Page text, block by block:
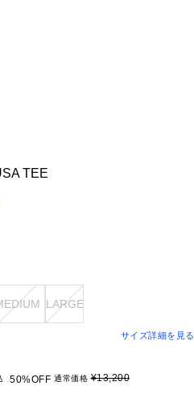
TEE
LARGE
サイズ詳細を見る
50%OFF 通常価格¥13,200